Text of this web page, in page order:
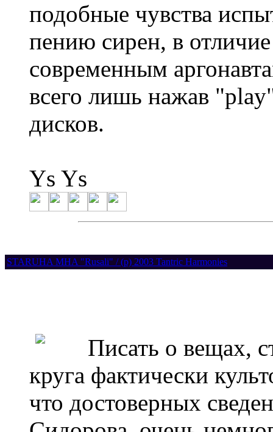
подобные чувства
пению сирен, в
современным
всего лишь нажав
дисков.
Ys Ys
STARUHA MHA "Rusali" / (p) 2003 Tantric Harmonies
Писать о вещах,
круга фактически
что достоверных